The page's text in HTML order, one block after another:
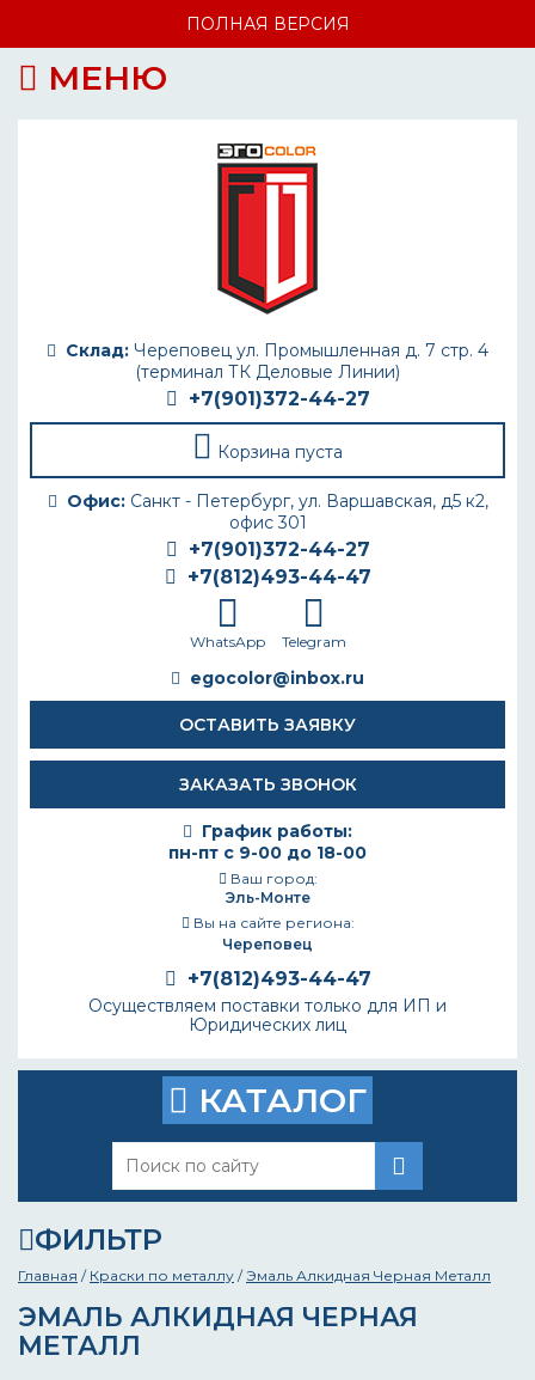
ПОЛНАЯ ВЕРСИЯ
МЕНЮ
Склад: Череповец ул. Промышленная д. 7 стр. 4
(терминал ТК Деловые Линии)
+7(901)372-44-27
Корзина пуста
Офис:Санкт - Петербург, ул. Варшавская, д5 к2,
офис 301
+7(901)372-44-27
+7(812)493-44-47
WhatsApp Telegram
egocolor@inbox.ru
ОСТАВИТЬ ЗАЯВКУ
ЗАКАЗАТЬ ЗВОНОК
График работы:
пн-пт с 9-00 до 18-00
Ваш город:
Эль-Монте
Вы на сайте региона:
Череповец
+7(812)493-44-47
Осуществляем поставки только для ИП и
Юридических лиц
КАТАЛОГ
ФИЛЬТР
Главная / Краски по металлу /Эмаль Алкидная Черная Металл
ЭМАЛЬ АЛКИДНАЯ ЧЕРНАЯ
МЕТАЛЛ